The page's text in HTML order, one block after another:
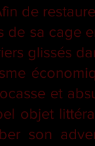
de
de sa cage
glissés
et
objet
son